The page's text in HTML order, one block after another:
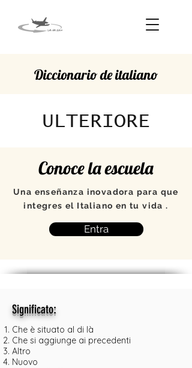
Diccionario de italiano
ULTERIORE
Conoce la escuela
Una enseñanza inovadora para que
integres el Italiano en tu vida .
Entra
Significato:
Che è situato al di là
Che si aggiunge ai precedenti
Altro
Nuovo